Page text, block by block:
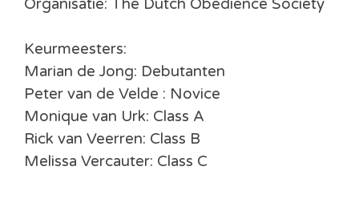
Organisatie: The Dutch Obedience Society
Keurmeesters:
Marian de Jong: Debutanten
Peter van de Velde : Novice
Monique van Urk: Class A
Rick van Veerren: Class B
Melissa Vercauter: Class C